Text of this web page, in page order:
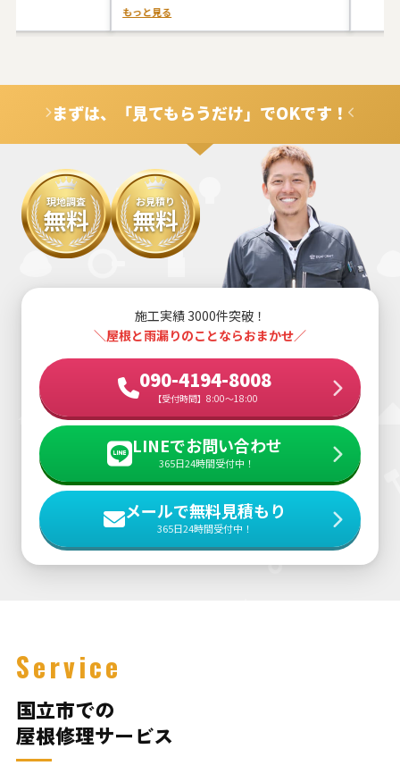
もっと見る
まずは、「見てもらうだけ」でOKです！
現地調査
無料
お見積り
無料
施工実績 3000件突破！
＼屋根と雨漏りのことならおまかせ／
090-4194-8008
【受付時間】8:00～18:00
LINEでお問い合わせ
365日24時間受付中！
メールで無料見積もり
365日24時間受付中！
Service
国立市での
屋根修理サービス